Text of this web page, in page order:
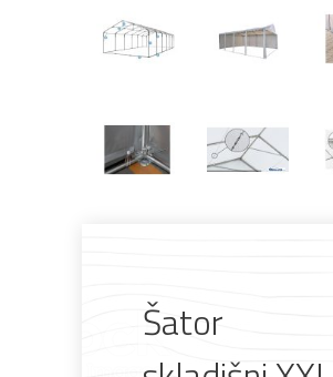
Šator